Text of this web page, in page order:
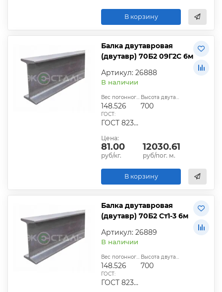
В корзину
Балка двутавровая
(двутавр) 70Б2 09Г2С 6м
Артикул: 26888
В наличии
Вес погонного метра, кг:
148.526
Высота двутавра:
700
ГОСТ:
ГОСТ 8239-89
Цена:
81.00
руб/кг.
12030.61
руб/пог. м.
В корзину
Балка двутавровая
(двутавр) 70Б2 Ст1-3 6м
Артикул: 26889
В наличии
Вес погонного метра, кг:
148.526
Высота двутавра:
700
ГОСТ:
ГОСТ 8239-89